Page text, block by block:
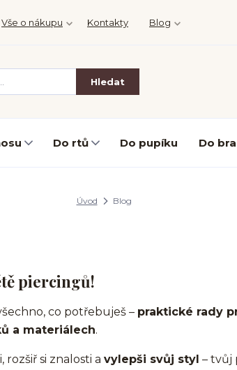
Vše o nákupu Kontakty Blog
Hledat
Do rtů Do pupíku Do
Úvod Blog
piercingů!
co potřebuješ – praktické rady
a materiálech.
rozšiř si znalosti a vylepši svůj styl – tvůj